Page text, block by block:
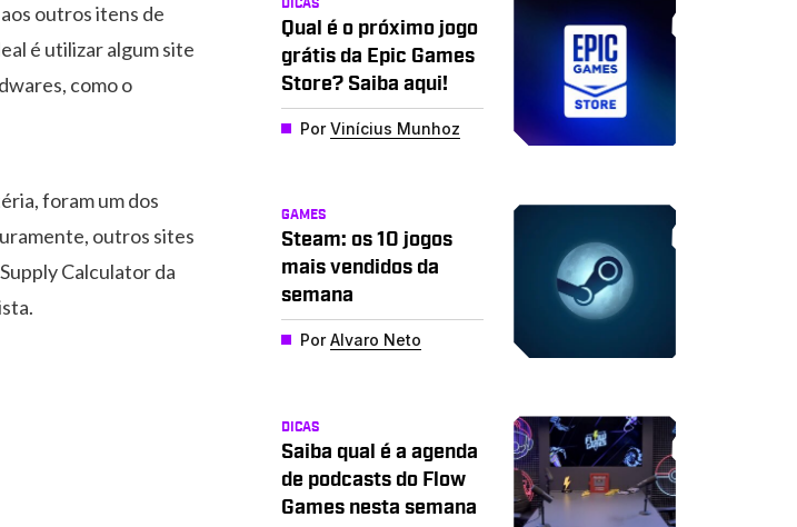
outros itens de
é utilizar algum site
como o
foram um dos
outros sites
Calculator da
DICAS
Qual é o próximo jogo
grátis da Epic Games
Store? Saiba aqui!
PorVinícius Munhoz
GAMES
Steam: os 10 jogos
mais vendidos da
semana
PorAlvaro Neto
DICAS
Saiba qual é a agenda
de podcasts do Flow
Games nesta semana